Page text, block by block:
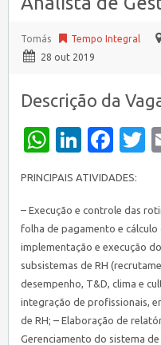
Tomás Tempo Integral
28 out 2019
Descrição da
PRINCIPAIS ATIVIDADES:
– Execução e controle das
folha de pagamento e cálculo
implementação e execução
subsistemas de RH
desempenho, T&D, clima e
integração de profissionais,
de RH; – Elaboração de
Gerenciamento do sistema de